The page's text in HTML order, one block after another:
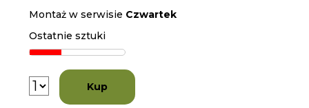
Montaż w serwisie Czwartek
Ostatnie sztuki
Kup